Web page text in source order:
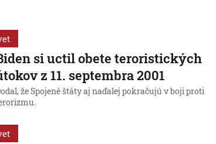
si uctil obete teroristických
z 11. septembra 2001
že Spojené štáty aj naďalej pokračujú v boji proti